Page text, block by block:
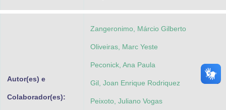
Autor(es) e
Colaborador(es):
Zangeronimo, Márcio Gilberto
Oliveiras, Marc Yeste
Peconick, Ana Paula
Gil, Joan Enrique Rodriquez
Peixoto, Juliano Vogas